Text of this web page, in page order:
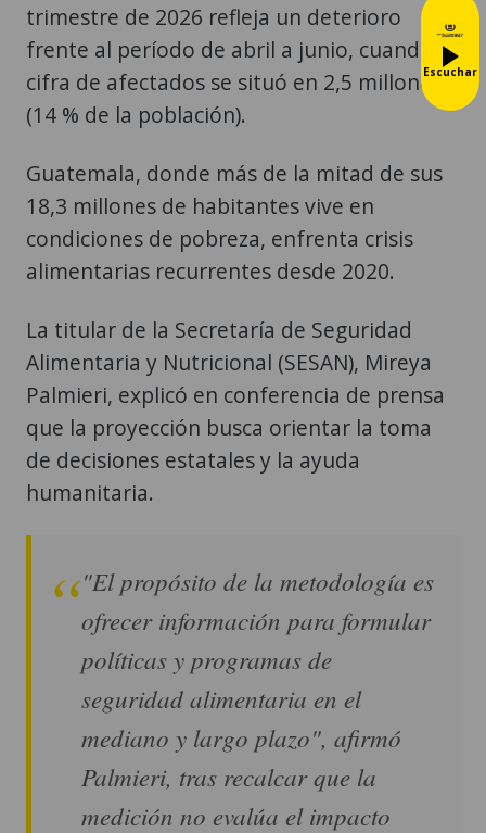
trimestre de 2026 refleja un deterioro
frente al período de abril a junio, cuando la
cifra de afectados se situó en 2,5 millones
(14 % de la población).
Guatemala, donde más de la mitad de sus
18,3 millones de habitantes vive en
condiciones de pobreza, enfrenta crisis
alimentarias recurrentes desde 2020.
La titular de la Secretaría de Seguridad
Alimentaria y Nutricional (SESAN), Mireya
Palmieri, explicó en conferencia de prensa
que la proyección busca orientar la toma
de decisiones estatales y la ayuda
humanitaria.
"El propósito de la metodología es
ofrecer información para formular
políticas y programas de
seguridad alimentaria en el
mediano y largo plazo", afirmó
Palmieri, tras recalcar que la
medición no evalúa el impacto
Escuchar